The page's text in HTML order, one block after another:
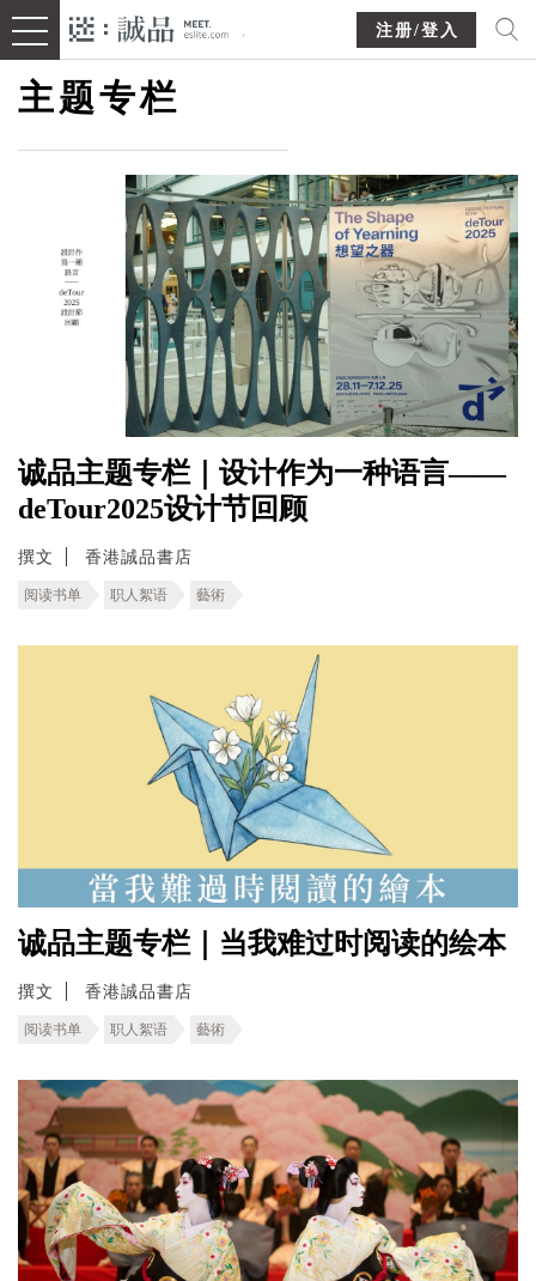
注册/登入
主题专栏
诚品主题专栏｜设计作为一种语言——
deTour2025设计节回顾
撰文 香港誠品書店
阅读书单 职人絮语 藝術
诚品主题专栏｜当我难过时阅读的绘本
撰文 香港誠品書店
阅读书单 职人絮语 藝術